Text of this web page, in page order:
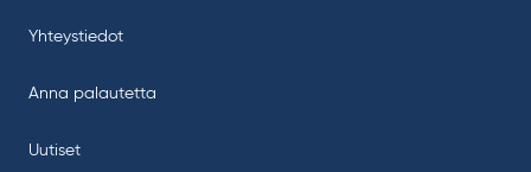
Yhteystiedot
Anna palautetta
Uutiset